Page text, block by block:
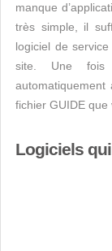
manque
très simple, il
logiciel de
site. Une fois
fichier GUIDE que
Logiciels